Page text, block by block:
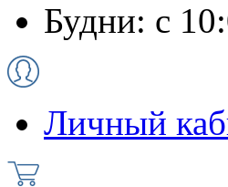
Будни: с
Личный